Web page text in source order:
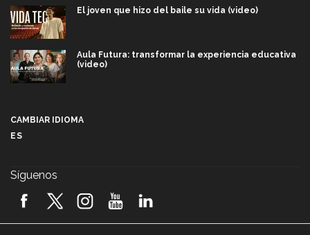
El joven que hizo del baile su vida (video)
Aula Futura: transformar la experiencia educativa
(video)
2026! (video)
CAMBIAR IDIOMA
ES
Síguenos